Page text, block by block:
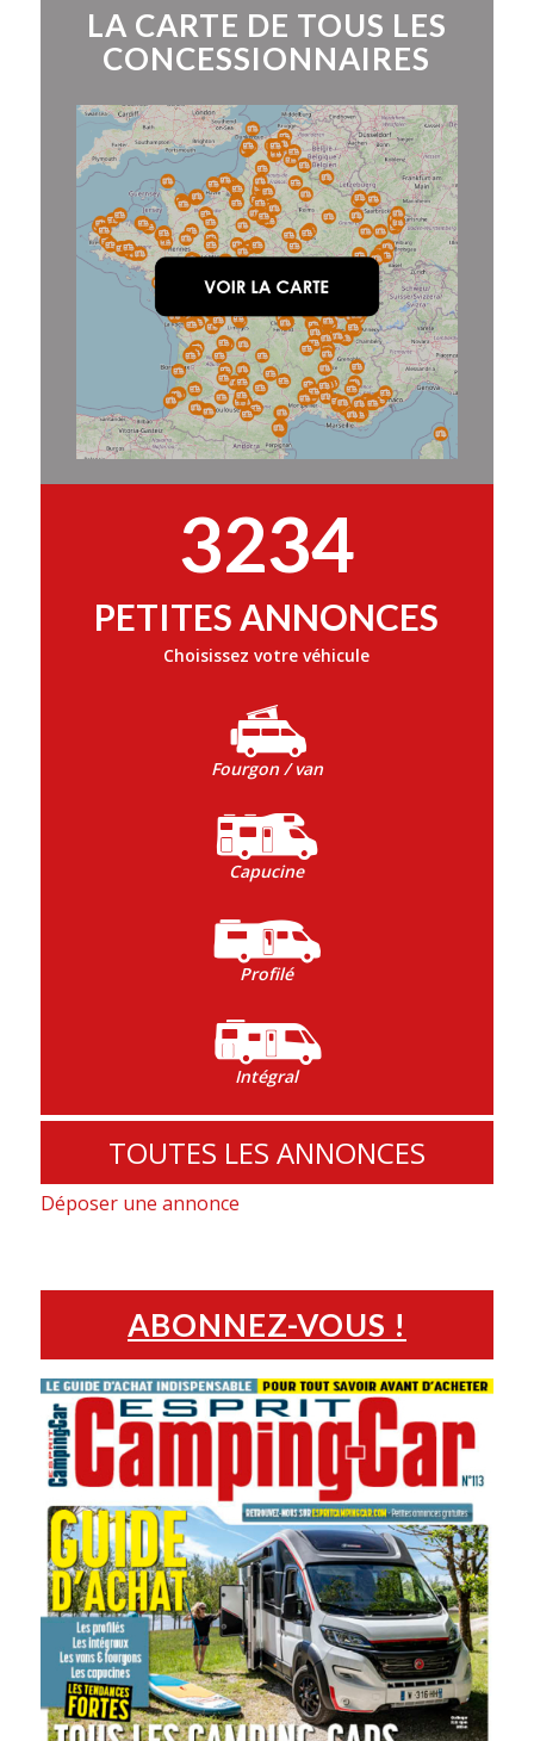
LA CARTE DE TOUS LES
CONCESSIONNAIRES
3234
PETITES ANNONCES
Choisissez votre véhicule
Fourgon / van
Capucine
Profilé
Intégral
TOUTES LES ANNONCES
Déposer une annonce
ABONNEZ-VOUS !